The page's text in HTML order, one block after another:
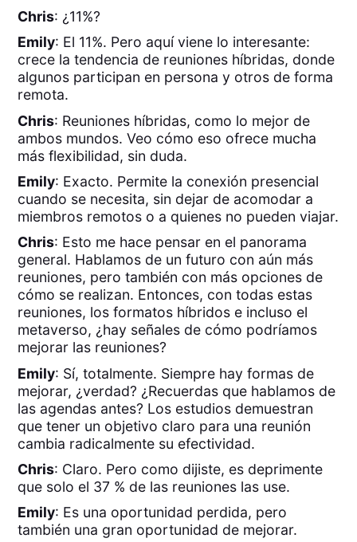
Chris: ¿11%?
Emily: El 11%. Pero aquí viene lo interesante:
crece la tendencia de reuniones híbridas, donde
algunos participan en persona y otros de forma
remota.
Chris: Reuniones híbridas, como lo mejor de
ambos mundos. Veo cómo eso ofrece mucha
más flexibilidad, sin duda.
Emily: Exacto. Permite la conexión presencial
cuando se necesita, sin dejar de acomodar a
miembros remotos o a quienes no pueden viajar.
Chris: Esto me hace pensar en el panorama
general. Hablamos de un futuro con aún más
reuniones, pero también con más opciones de
cómo se realizan. Entonces, con todas estas
reuniones, los formatos híbridos e incluso el
metaverso, ¿hay señales de cómo podríamos
mejorar las reuniones?
Emily: Sí, totalmente. Siempre hay formas de
mejorar, ¿verdad? ¿Recuerdas que hablamos de
las agendas antes? Los estudios demuestran
que tener un objetivo claro para una reunión
cambia radicalmente su efectividad.
Chris: Claro. Pero como dijiste, es deprimente
que solo el 37 % de las reuniones las use.
Emily: Es una oportunidad perdida, pero
también una gran oportunidad de mejorar.